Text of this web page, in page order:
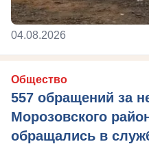
04.08.2026
Общество
557 обращений за
Морозовского
обращались в